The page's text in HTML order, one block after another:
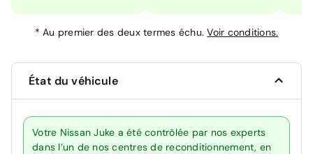
*Au premier des deux termes échu.Voir conditions.
État du véhicule
Votre Nissan Juke a été contrôlée par nos experts
dans l’un de nos centres de reconditionnement, en